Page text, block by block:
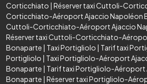
Corticchiato | Réserver taxi Cuttoli-
Corticchiato-Aéroport Ajaccio Napoléon
Cuttoli-Corticchiato-Aéroport Ajaccio
Réserver taxi Cuttoli-Corticchiato-
Bonaparte | Taxi Portigliolo | Tarif taxi
Portigliolo | Taxi Portigliolo-Aéroport
Bonaparte | Tarif taxi Portigliolo-Aéroport
Bonaparte | Réserver taxi Portigliolo-